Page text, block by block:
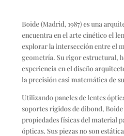
Boide (Madrid, 1987) es una
encuentra en el arte cinético el
explorar la intersección entre el
geometría. Su rigor estructural,
experiencia en el diseño
la precisión casi matemática de
Utilizando paneles de lentes
soportes rígidos de dibond, Boide
propiedades físicas del material
ópticas. Sus piezas no son